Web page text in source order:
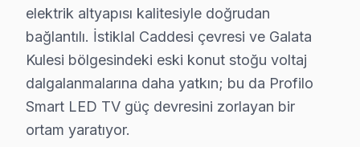
Emekyemez'de Profilo TV Servisi
Emekyemez Mahallesi, her ne kadar gelişmekte olsa
Evliya Çelebi'de Profilo TV Servisi
Evliya Çelebi Mahallesi, geniş bir nüfusa sahip
elektrik altyapısı kalitesiyle doğrudan
bağlantılı. İstiklal Caddesi çevresi ve Galata
Kulesi bölgesindeki eski konut stoğu voltaj
dalgalanmalarına daha yatkın; bu da Profilo
Smart LED TV güç devresini zorlayan bir
ortam yaratıyor.